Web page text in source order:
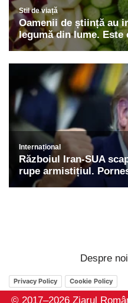
Despre noi
Privacy Policy Cookie Policy
© 2017–2026 Ziarul